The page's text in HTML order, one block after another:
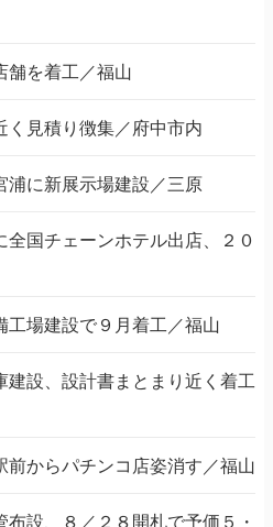
舗を着工／福山
く見積り徴集／府中市内
浦に新展示場建設／三原
全国チェーンホテル出店、２０
工場建設で９月着工／福山
建設、設計書まとまり近く着工
前からパチンコ店姿消す／福山
布設、８／２８開札で予価５・